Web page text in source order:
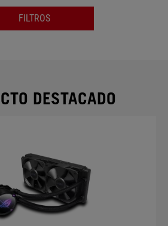
FILTROS
DESTACADO